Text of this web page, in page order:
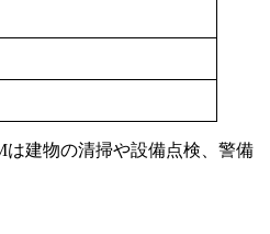
建物の清掃や設備点検、警備